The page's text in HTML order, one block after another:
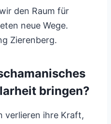
den Raum für
neue Wege.
Zierenberg.
bringen?
verlieren ihre Kraft,